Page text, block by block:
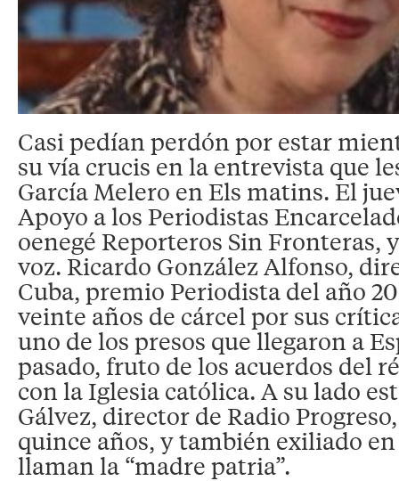
Casi pedían perdón por estar
su vía crucis en la entrevista que
García Melero en Els matins. El
Apoyo a los Periodistas
oenegé Reporteros Sin Fronteras,
voz. Ricardo González Alfonso,
Cuba, premio Periodista del año
veinte años de cárcel por sus
uno de los presos que llegaron a
pasado, fruto de los acuerdos del
con la Iglesia católica. A su lado
Gálvez, director de Radio
quince años, y también exiliado
llaman la “madre patria”.